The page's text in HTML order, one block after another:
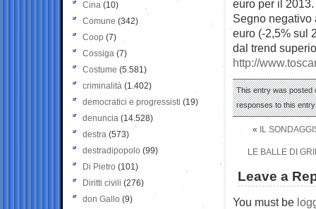
euro per il 2013.
Segno
euro (-2,5% sul
dal trend
http://
This entry was posted
responses to this
« IL
LE BALLE DI
Leave a
You must be
Cina (10)
Comune (342)
Coop (7)
Cossiga (7)
Costume (5.581)
criminalità (1.402)
democratici e progressisti (19)
denuncia (14.528)
destra (573)
destradipopolo (99)
Di Pietro (101)
Diritti civili (276)
don Gallo (9)